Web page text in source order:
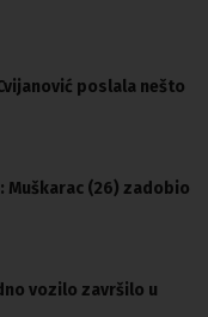
poslala nešto
Muškarac (26) zadobio
vozilo završilo u